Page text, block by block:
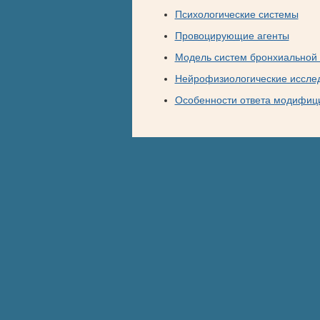
Психологические системы
Провоцирующие агенты
Модель систем бронхиальной
Нейрофизиологические
Особенности ответа